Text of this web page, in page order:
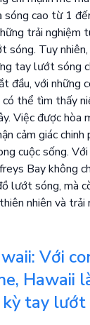
cao từ 1
trải nghiệm
sóng. Tuy
tay lướt sóng
đầu, với những
có thể tìm thấy
Việc được hòa
cảm giác
cuộc sống.
Bay không
lướt sóng, mà
nhiên và trải
Với
Hawaii
tay lướt